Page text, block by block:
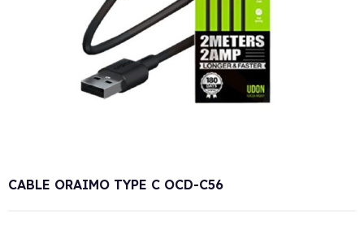
CABLE ORAIMO TYPE C OCD-C56